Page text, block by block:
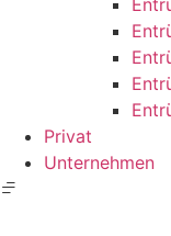
Privat
Unternehmen